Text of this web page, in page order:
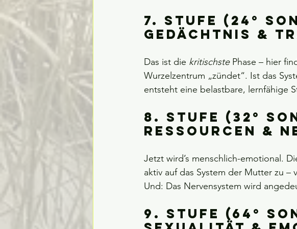
7. Stufe (24°
Gedächtnis &
Das ist die kritischste Phase – hier
Wurzelzentrum „zündet“. Ist das
entsteht eine belastbare, lernfähige
8. Stufe (32°
Ressourcen &
Jetzt wird’s menschlich-emotional.
aktiv auf das System der Mutter zu
Und: Das Nervensystem wird
9. Stufe (64°